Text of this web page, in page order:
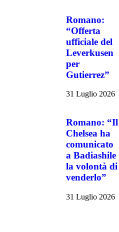
Romano:
“Offerta
ufficiale del
Leverkusen
per
Gutierrez”
31 Luglio 2026
Romano: “Il
Chelsea ha
comunicato
a Badiashile
la volontà di
venderlo”
31 Luglio 2026